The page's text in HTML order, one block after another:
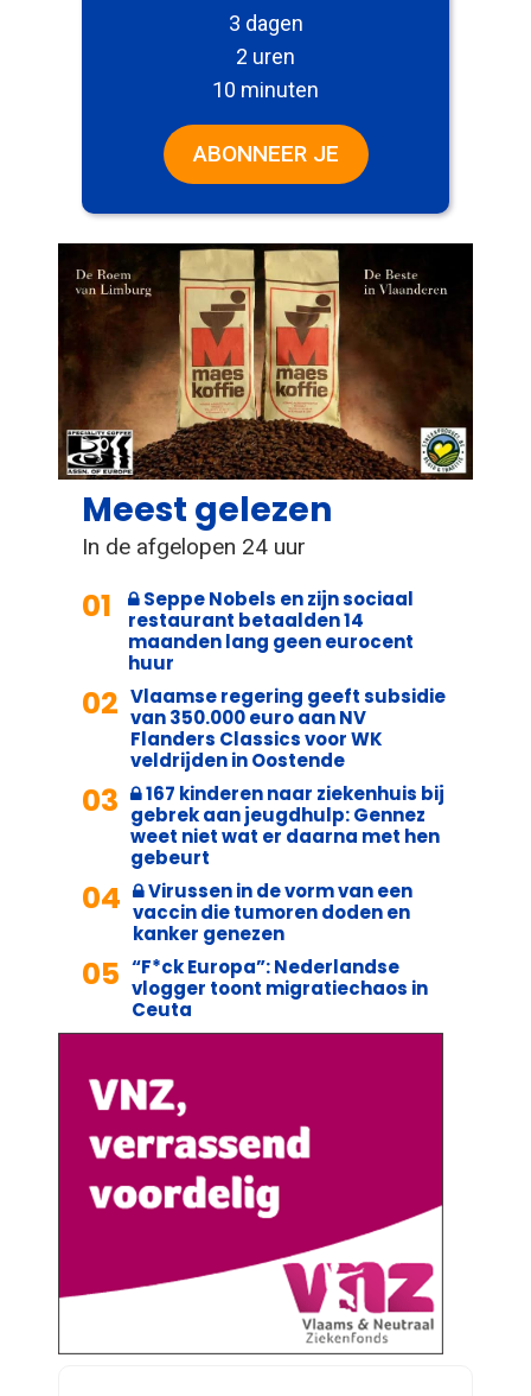
3 dagen
2 uren
10 minuten
ABONNEER JE
Meest gelezen
In de afgelopen 24 uur
01
Seppe Nobels en zijn sociaal
restaurant betaalden 14
maanden lang geen eurocent
huur
02 Vlaamse regering geeft subsidie
van 350.000 euro aan NV
Flanders Classics voor WK
veldrijden in Oostende
03
167 kinderen naar ziekenhuis bij
gebrek aan jeugdhulp: Gennez
weet niet wat er daarna met hen
gebeurt
04
Virussen in de vorm van een
vaccin die tumoren doden en
kanker genezen
05 “F*ck Europa”: Nederlandse
vlogger toont migratiechaos in
Ceuta